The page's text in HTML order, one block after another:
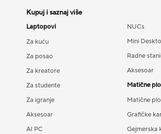
Kupuj i saznaj više
Laptopovi
Za kuću
Za posao
Za kreatore
Za studente
Za igranje
Aksesoar
AI PC
NUCs
Mini
Radne
Aksesoar
Matične
Matične
Grafičke
Gejmerska